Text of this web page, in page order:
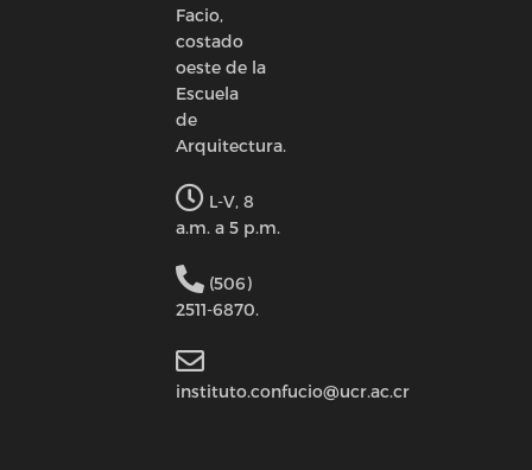
Facio,
costado
oeste de la
Escuela
de
Arquitectura.
L-V, 8
a.m. a 5 p.m.
(506)
2511-6870.
instituto.confucio@ucr.ac.cr